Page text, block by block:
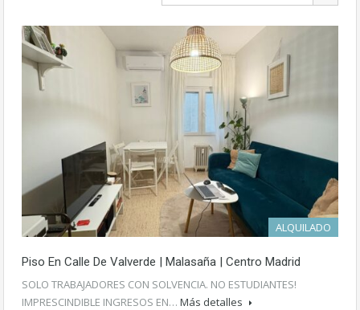
ALQUILADO
Piso En Calle De Valverde | Malasaña | Centro Madrid
SOLO TRABAJADORES CON SOLVENCIA. NO ESTUDIANTES!
IMPRESCINDIBLE INGRESOS EN… Más detalles